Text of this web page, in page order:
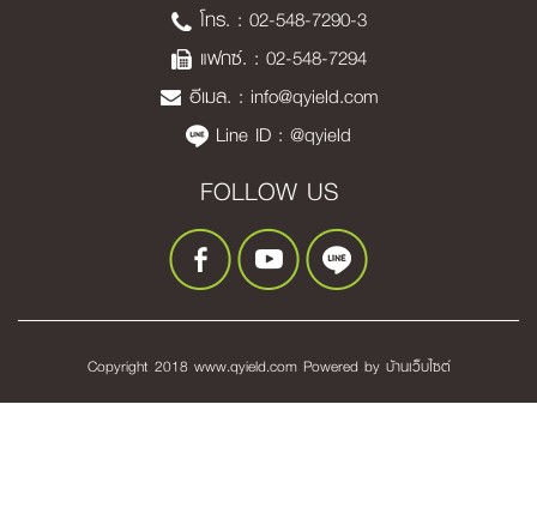
โทร. : 02-548-7290-3
แฟกซ์. : 02-548-7294
อีเมล. : info@qyield.com
Line ID : @qyield
FOLLOW US
Copyright 2018 www.qyield.com Powered by บ้านเว็บไซต์